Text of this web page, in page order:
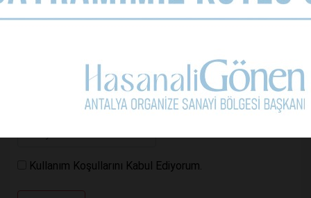
Kullanım Koşullarını Kabul Ediyorum.